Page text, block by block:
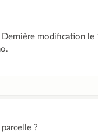
modification
?